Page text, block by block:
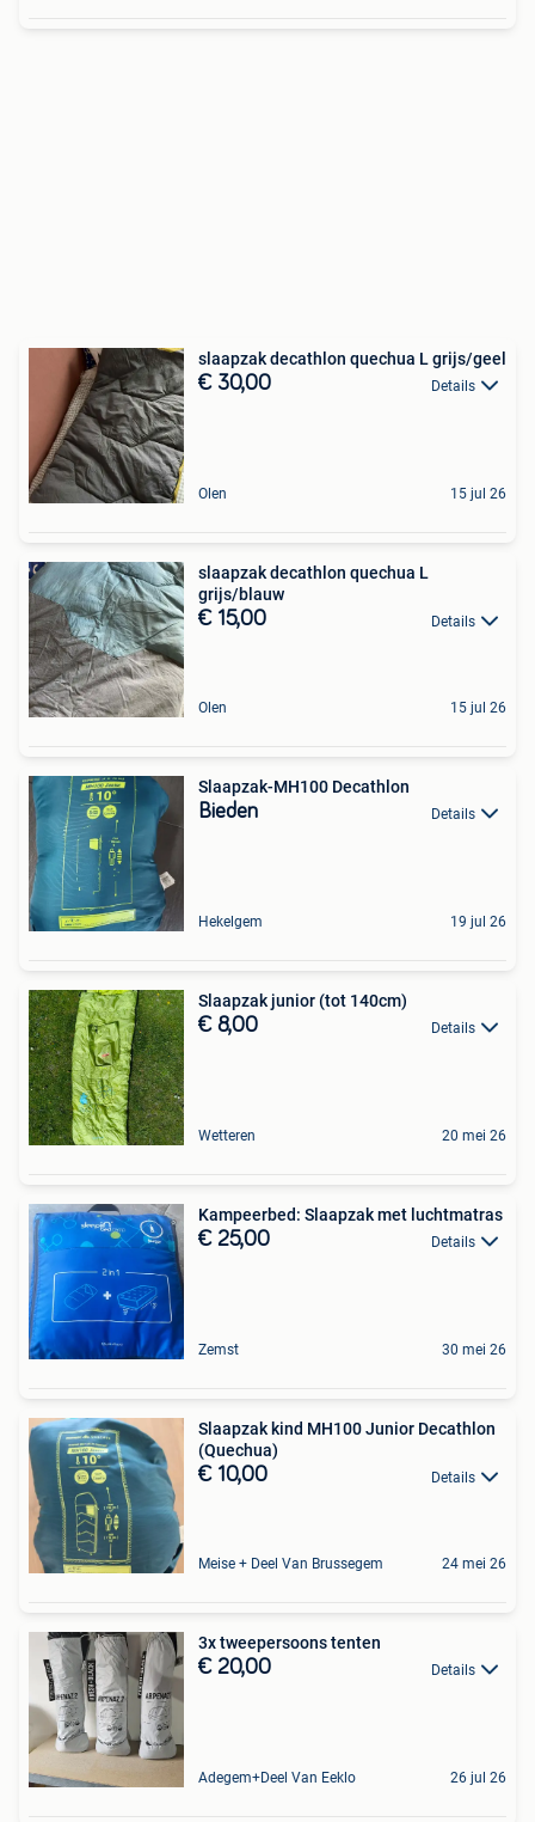
slaapzak decathlon quechua L grijs/geel
€ 30,00 Details
Olen 15 jul 26
slaapzak decathlon quechua L
grijs/blauw
€ 15,00 Details
Olen 15 jul 26
Slaapzak-MH100 Decathlon
Bieden Details
Hekelgem 19 jul 26
Slaapzak junior (tot 140cm)
€ 8,00 Details
Wetteren 20 mei 26
Kampeerbed: Slaapzak met luchtmatras
€ 25,00 Details
Zemst 30 mei 26
Slaapzak kind MH100 Junior Decathlon
(Quechua)
€ 10,00 Details
Meise + Deel Van Brussegem 24 mei 26
3x tweepersoons tenten
€ 20,00 Details
Adegem+Deel Van Eeklo 26 jul 26